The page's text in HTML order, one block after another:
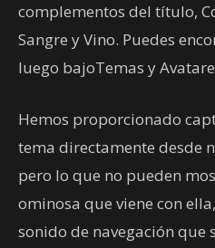
complementos del título,
Sangre y Vino. Puedes
luego bajoTemas y
Hemos proporcionado
tema directamente desde
pero lo que no pueden
ominosa que viene con
sonido de navegación que